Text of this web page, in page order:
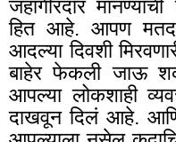
जहागीरदार
हित आहे. आपण
आदल्या दिवशी
बाहेर फेकली जाऊ
आपल्या लोकशाही
दाखवून दिलं आहे.